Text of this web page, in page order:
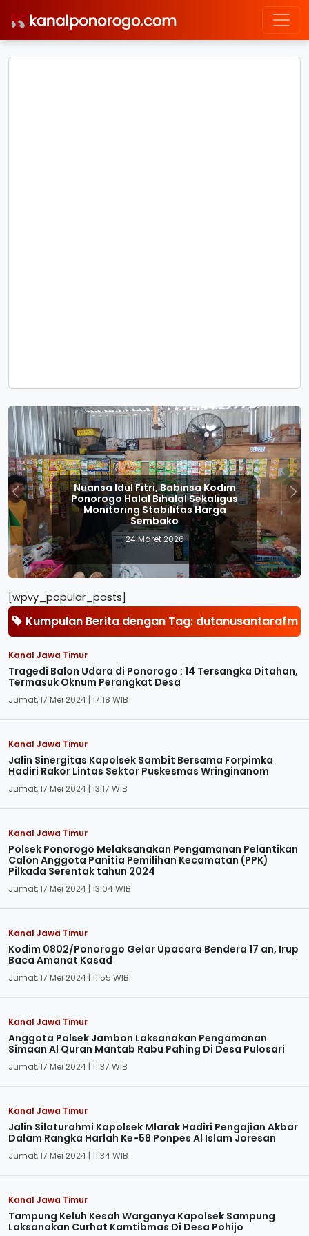
Fitri, Babinsa Kodim
Halal Bihalal Sekaligus
Stabilitas Harga
Sembako
24 Maret 2026
Idul Fitri
Ponorogo
dan
Previous
[wpvy_popular_posts]
Kumpulan Berita dengan Tag: dutanusantarafm
Kanal Jawa Timur
Tragedi Balon Udara di Ponorogo : 14 Tersangka Ditahan,
Termasuk Oknum Perangkat Desa
Jumat, 17 Mei 2024 | 17:18 WIB
Kanal Jawa Timur
Jalin Sinergitas Kapolsek Sambit Bersama Forpimka
Hadiri Rakor Lintas Sektor Puskesmas Wringinanom
Jumat, 17 Mei 2024 | 13:17 WIB
Kanal Jawa Timur
Polsek Ponorogo Melaksanakan Pengamanan Pelantikan
Calon Anggota Panitia Pemilihan Kecamatan (PPK)
Pilkada Serentak tahun 2024
Jumat, 17 Mei 2024 | 13:04 WIB
Kanal Jawa Timur
Kodim 0802/Ponorogo Gelar Upacara Bendera 17 an, Irup
Baca Amanat Kasad
Jumat, 17 Mei 2024 | 11:55 WIB
Kanal Jawa Timur
Anggota Polsek Jambon Laksanakan Pengamanan
Simaan Al Quran Mantab Rabu Pahing Di Desa Pulosari
Jumat, 17 Mei 2024 | 11:37 WIB
Kanal Jawa Timur
Jalin Silaturahmi Kapolsek Mlarak Hadiri Pengajian Akbar
Dalam Rangka Harlah Ke-58 Ponpes Al Islam Joresan
Jumat, 17 Mei 2024 | 11:34 WIB
Kanal Jawa Timur
Tampung Keluh Kesah Warganya Kapolsek Sampung
Laksanakan Curhat Kamtibmas Di Desa Pohijo